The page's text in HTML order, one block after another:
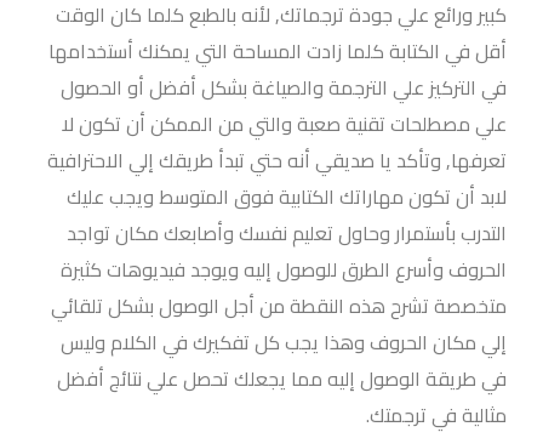
كبير ورائع علي جودة ترجماتك, لأنه بالطبع كلما كان الوقت
أقل في الكتابة كلما زادت المساحة التي يمكنك أستخدامها
في التركيز علي الترجمة والصياغة بشكل أفضل أو الحصول
علي مصطلحات تقنية صعبة والتي من الممكن أن تكون لا
تعرفها, وتأكد يا صديقي أنه حتي تبدأ طريقك إلي الاحترافية
لابد أن تكون مهاراتك الكتابية فوق المتوسط ويجب عليك
التدرب بأستمرار وحاول تعليم نفسك وأصابعك مكان تواجد
الحروف وأسرع الطرق للوصول إليه ويوجد فيديوهات كثيرة
متخصصة تشرح هذه النقطة من أجل الوصول بشكل تلقائي
إلي مكان الحروف وهذا يجب كل تفكيرك في الكلام وليس
في طريقة الوصول إليه مما يجعلك تحصل علي نتائج أفضل
مثالية في ترجمتك.